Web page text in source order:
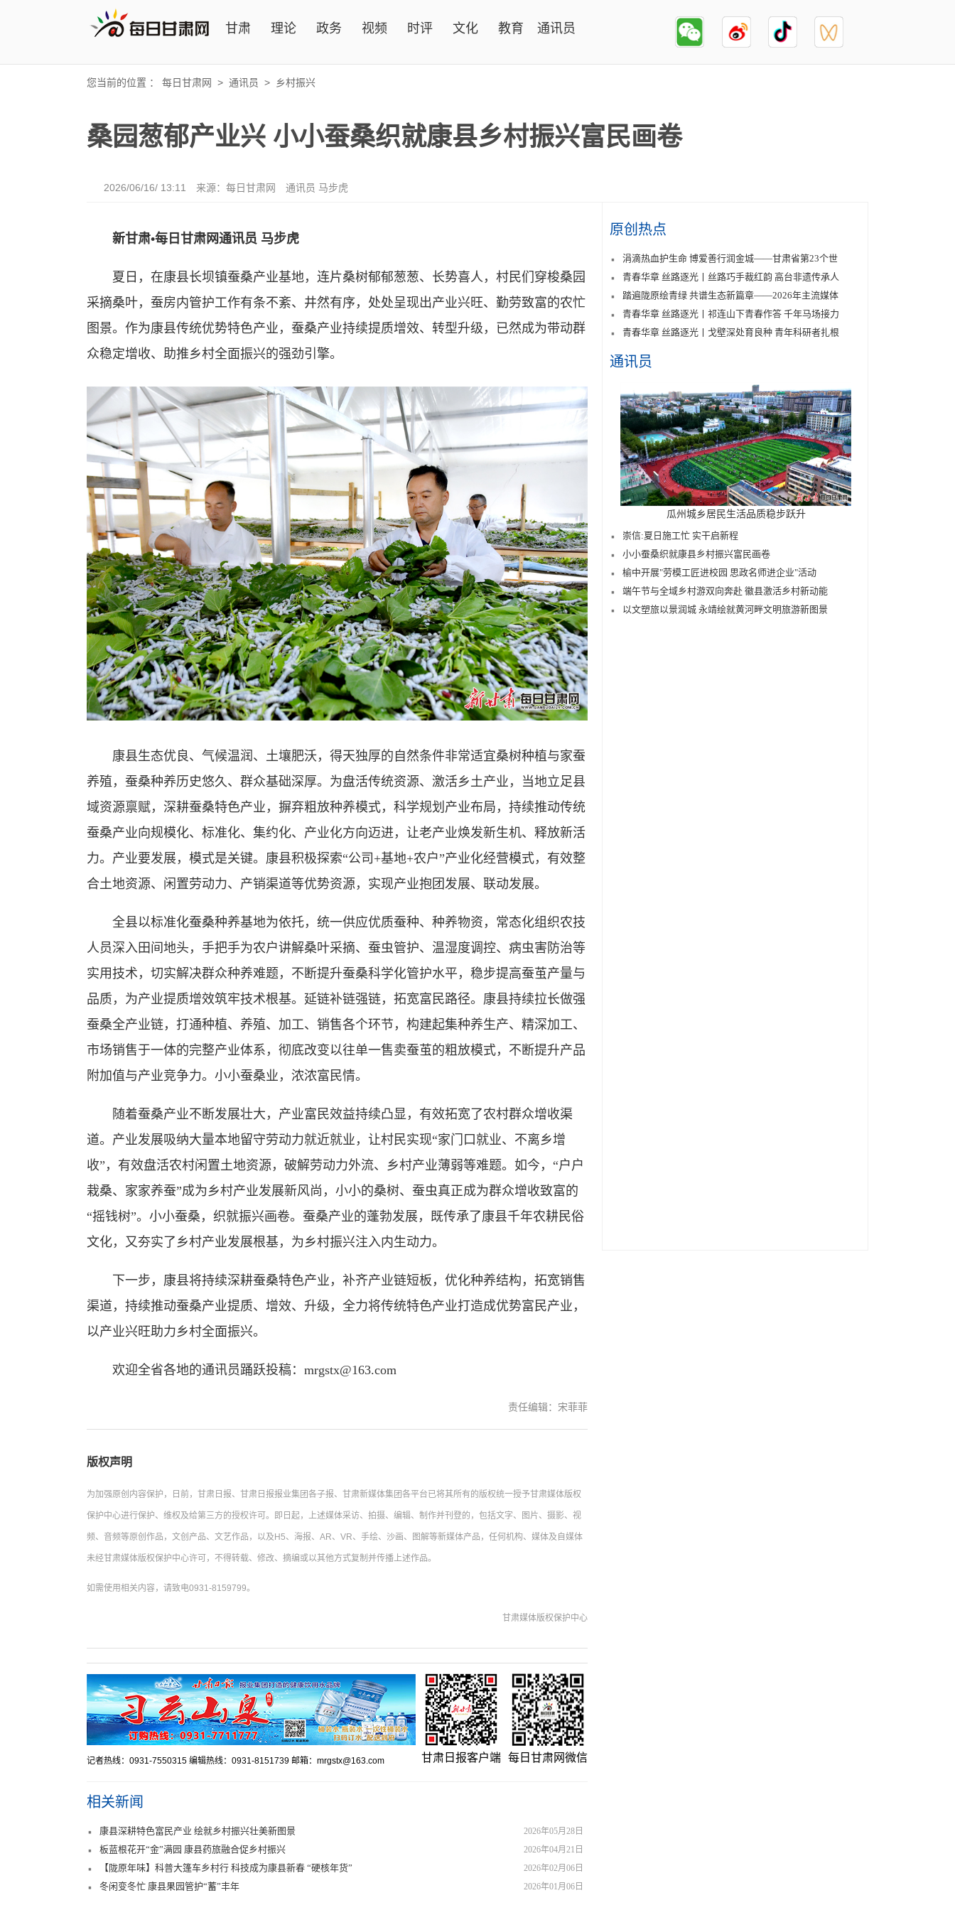
甘肃 理论 政务 视频 时评 文化 教育 通讯员
您当前的位置 ： 每日甘肃网 > 通讯员 > 乡村振兴
桑园葱郁产业兴 小小蚕桑织就康县乡村振兴富民画卷
2026/06/16/ 13:11 来源：每日甘肃网 通讯员 马步虎
新甘肃•每日甘肃网通讯员 马步虎
夏日，在康县长坝镇蚕桑产业基地，连片桑树郁郁葱葱、长势喜人，村民们穿梭桑园
采摘桑叶，蚕房内管护工作有条不紊、井然有序，处处呈现出产业兴旺、勤劳致富的农忙
图景。作为康县传统优势特色产业，蚕桑产业持续提质增效、转型升级，已然成为带动群
众稳定增收、助推乡村全面振兴的强劲引擎。
康县生态优良、气候温润、土壤肥沃，得天独厚的自然条件非常适宜桑树种植与家蚕
养殖，蚕桑种养历史悠久、群众基础深厚。为盘活传统资源、激活乡土产业，当地立足县
域资源禀赋，深耕蚕桑特色产业，摒弃粗放种养模式，科学规划产业布局，持续推动传统
蚕桑产业向规模化、标准化、集约化、产业化方向迈进，让老产业焕发新生机、释放新活
力。产业要发展，模式是关键。康县积极探索“公司+基地+农户”产业化经营模式，有效整
合土地资源、闲置劳动力、产销渠道等优势资源，实现产业抱团发展、联动发展。
全县以标准化蚕桑种养基地为依托，统一供应优质蚕种、种养物资，常态化组织农技
人员深入田间地头，手把手为农户讲解桑叶采摘、蚕虫管护、温湿度调控、病虫害防治等
实用技术，切实解决群众种养难题，不断提升蚕桑科学化管护水平，稳步提高蚕茧产量与
品质，为产业提质增效筑牢技术根基。延链补链强链，拓宽富民路径。康县持续拉长做强
蚕桑全产业链，打通种植、养殖、加工、销售各个环节，构建起集种养生产、精深加工、
市场销售于一体的完整产业体系，彻底改变以往单一售卖蚕茧的粗放模式，不断提升产品
附加值与产业竞争力。小小蚕桑业，浓浓富民情。
随着蚕桑产业不断发展壮大，产业富民效益持续凸显，有效拓宽了农村群众增收渠
道。产业发展吸纳大量本地留守劳动力就近就业，让村民实现“家门口就业、不离乡增
收”，有效盘活农村闲置土地资源，破解劳动力外流、乡村产业薄弱等难题。如今，“户户
栽桑、家家养蚕”成为乡村产业发展新风尚，小小的桑树、蚕虫真正成为群众增收致富的
“摇钱树”。小小蚕桑，织就振兴画卷。蚕桑产业的蓬勃发展，既传承了康县千年农耕民俗
文化，又夯实了乡村产业发展根基，为乡村振兴注入内生动力。
下一步，康县将持续深耕蚕桑特色产业，补齐产业链短板，优化种养结构，拓宽销售
渠道，持续推动蚕桑产业提质、增效、升级，全力将传统特色产业打造成优势富民产业，
以产业兴旺助力乡村全面振兴。
欢迎全省各地的通讯员踊跃投稿：mrgstx@163.com
责任编辑：宋菲菲
版权声明
为加强原创内容保护，日前，甘肃日报、甘肃日报报业集团各子报、甘肃新媒体集团各平台已将其所有的版权统一授予甘肃媒体版权
保护中心进行保护、维权及给第三方的授权许可。即日起，上述媒体采访、拍摄、编辑、制作并刊登的，包括文字、图片、摄影、视
频、音频等原创作品，文创产品、文艺作品，以及H5、海报、AR、VR、手绘、沙画、图解等新媒体产品，任何机构、媒体及自媒体
未经甘肃媒体版权保护中心许可，不得转载、修改、摘编或以其他方式复制并传播上述作品。
如需使用相关内容，请致电0931-8159799。
甘肃媒体版权保护中心
记者热线：0931-7550315 编辑热线：0931-8151739 邮箱：mrgstx@163.com 甘肃日报客户端 每日甘肃网微信
相关新闻
2026年05月28日
康县深耕特色富民产业 绘就乡村振兴壮美新图景
2026年04月21日
板蓝根花开“金”满园 康县药旅融合促乡村振兴
2026年02月06日
【陇原年味】科普大篷车乡村行 科技成为康县新春 “硬核年货”
2026年01月06日
冬闲变冬忙 康县果园管护“蓄”丰年
原创热点
涓滴热血护生命 博爱善行润金城——甘肃省第23个世
青春华章 丝路逐光丨丝路巧手裁红韵 高台非遗传承人
踏遍陇原绘青绿 共谱生态新篇章——2026年主流媒体
青春华章 丝路逐光丨祁连山下青春作答 千年马场接力
青春华章 丝路逐光丨戈壁深处育良种 青年科研者扎根
通讯员
瓜州城乡居民生活品质稳步跃升
崇信:夏日施工忙 实干启新程
小小蚕桑织就康县乡村振兴富民画卷
榆中开展"劳模工匠进校园 思政名师进企业"活动
端午节与全域乡村游双向奔赴 徽县激活乡村新动能
以文塑旅以景润城 永靖绘就黄河畔文明旅游新图景